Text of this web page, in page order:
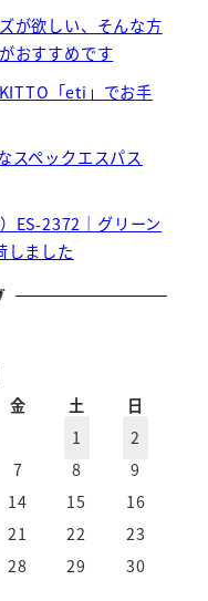
が欲しい、そんな方
おすすめです
「eti」でお手
スペックエスパス
ES-2372｜グリーン
しました
金 土
日
1
2
7 8
9
14 15
16
21 22
23
28 29
30